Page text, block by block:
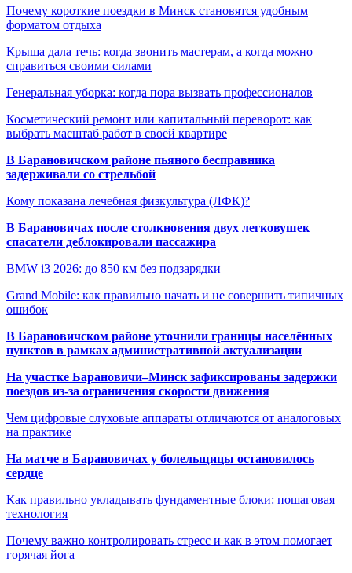
Почему короткие поездки в Минск становятся удобным
форматом отдыха
Крыша дала течь: когда звонить мастерам, а когда можно
справиться своими силами
Генеральная уборка: когда пора вызвать профессионалов
Косметический ремонт или капитальный переворот: как
выбрать масштаб работ в своей квартире
В Барановичском районе пьяного бесправника
задерживали со стрельбой
Кому показана лечебная физкультура (ЛФК)?
В Барановичах после столкновения двух легковушек
спасатели деблокировали пассажира
BMW i3 2026: до 850 км без подзарядки
Grand Mobile: как правильно начать и не совершить типичных
ошибок
В Барановичском районе уточнили границы населённых
пунктов в рамках административной актуализации
На участке Барановичи–Минск зафиксированы задержки
поездов из-за ограничения скорости движения
Чем цифровые слуховые аппараты отличаются от аналоговых
на практике
На матче в Барановичах у болельщицы остановилось
сердце
Как правильно укладывать фундаментные блоки: пошаговая
технология
Почему важно контролировать стресс и как в этом помогает
горячая йога